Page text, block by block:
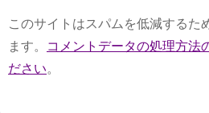
このサイトはスパムを低減するた
ます。
コメントデータの処理方法
ださい。